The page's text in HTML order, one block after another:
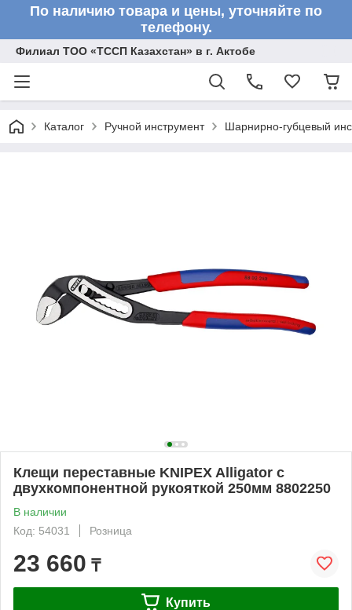
По наличию товара и цены, уточняйте по
телефону.
Филиал ТОО «ТССП Казахстан» в г. Актобе
Каталог Ручной инструмент Шарнирно-губцевый
Клещи переставные KNIPEX Alligator с
двухкомпонентной рукояткой 250мм 8802250
В наличии
Код: 54031
Розница
23 660 ₸
Купить